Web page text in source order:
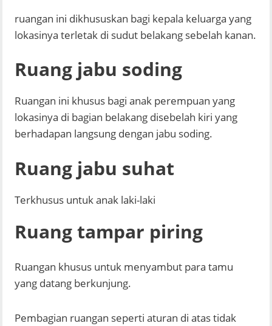
ruangan ini dikhususkan bagi kepala keluarga yang
lokasinya terletak di sudut belakang sebelah kanan.
Ruang jabu soding
Ruangan ini khusus bagi anak perempuan yang
lokasinya di bagian belakang disebelah kiri yang
berhadapan langsung dengan jabu soding.
Ruang jabu suhat
Terkhusus untuk anak laki-laki
Ruang tampar piring
Ruangan khusus untuk menyambut para tamu
yang datang berkunjung.
Pembagian ruangan seperti aturan di atas tidak